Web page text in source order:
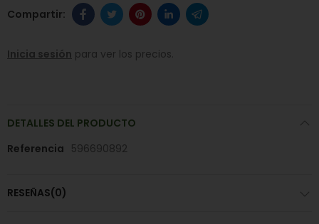
Inicia sesión para ver los precios.
DETALLES DEL PRODUCTO
Referencia 596690892
RESEÑAS(0)